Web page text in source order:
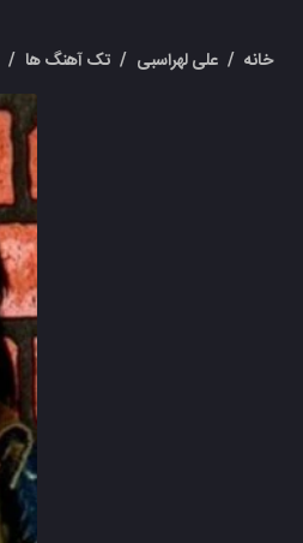
خانه / علی لهراسبی / تک آهنگ ها /